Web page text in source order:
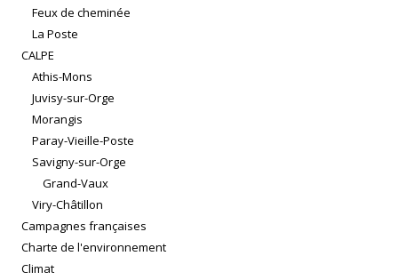
Feux de cheminée
La Poste
CALPE
Athis-Mons
Juvisy-sur-Orge
Morangis
Paray-Vieille-Poste
Savigny-sur-Orge
Grand-Vaux
Viry-Châtillon
Campagnes françaises
Charte de l'environnement
Climat